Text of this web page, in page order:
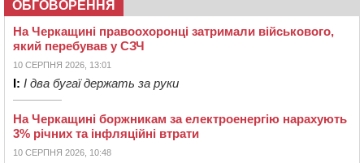
ОБГОВОРЕННЯ
На Черкащині правоохоронці затримали військового,
який перебував у СЗЧ
10 СЕРПНЯ 2026, 13:01
І: І два бугаї держать за руки
На Черкащині боржникам за електроенергію нарахують
3% річних та інфляційні втрати
10 СЕРПНЯ 2026, 10:48